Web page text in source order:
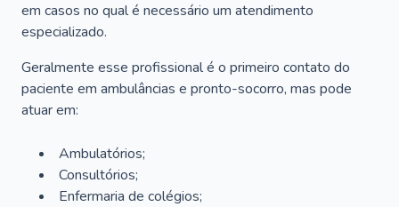
em casos no qual é necessário um atendimento
especializado.
Geralmente esse profissional é o primeiro contato do
paciente em ambulâncias e pronto-socorro, mas pode
atuar em:
Ambulatórios;
Consultórios;
Enfermaria de colégios;